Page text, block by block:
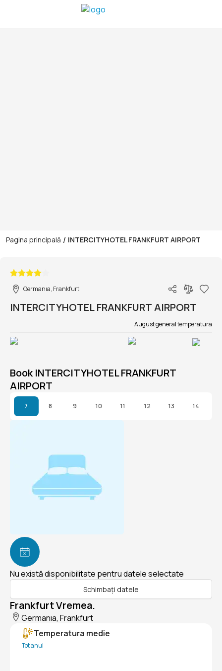
Pagina principală / INTERCITYHOTEL FRANKFURT AIRPORT
Germanıa, Frankfurt
INTERCITYHOTEL FRANKFURT AIRPORT
August general temperatura
Book INTERCITYHOTEL FRANKFURT
AIRPORT
7 8 9 10 11 12 13 14
Nu există disponibilitate pentru datele selectate
Schimbați datele
Frankfurt Vremea.
Germanıa, Frankfurt
Temperatura medie
Tot anul